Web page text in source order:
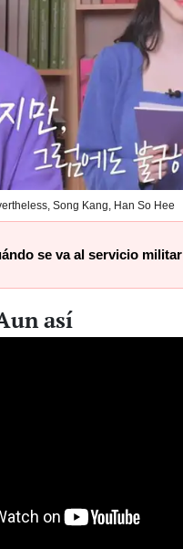
Song Kang, Han So Hee
se va al servicio militar
así